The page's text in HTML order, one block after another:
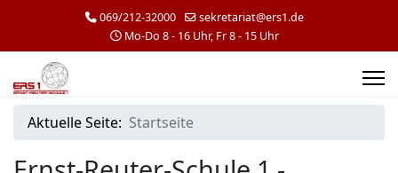
069/212-32000
sekretariat@ers1.de
Mo-Do 8 - 16 Uhr, Fr 8 - 15 Uhr
Aktuelle Seite: Startseite